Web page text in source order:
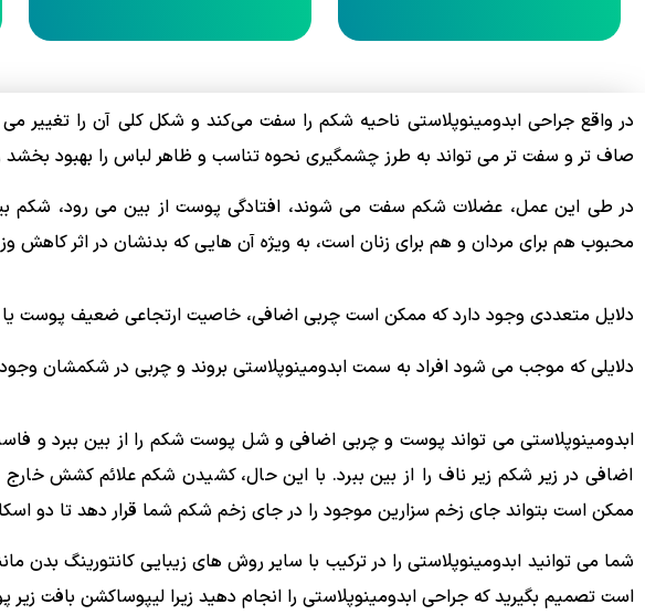
در واقع جراحی ابدومینوپلاستی ناحیه شکم را سفت می‌کند و شکل کلی آن را تغییر
صاف تر و سفت تر می تواند به طرز چشمگیری نحوه تناسب و ظاهر لباس را بهبود
در طی این عمل، عضلات شکم سفت می ‌شوند، افتادگی پوست از بین می ‌رود، شکم
محبوب هم برای مردان و هم برای زنان است، به ویژه آن هایی که بدنشان در اثر کاهش
دلایل متعددی وجود دارد که ممکن است چربی اضافی، خاصیت ارتجاعی ضعیف پوست
دلایلی که موجب می شود افراد به سمت ابدومینوپلاستی بروند و چربی در شکمشان
ابدومینوپلاستی می تواند پوست و چربی اضافی و شل پوست شکم را از بین ببرد
اضافی در زیر شکم زیر ناف را از بین ببرد. با این حال، کشیدن شکم علائم کشش خارج
ممکن است بتواند جای زخم سزارین موجود را در جای زخم شکم شما قرار دهد تا دو
شما می توانید ابدومینوپلاستی را در ترکیب با سایر روش های زیبایی کانتورینگ
است تصمیم بگیرید که جراحی ابدومینوپلاستی را انجام دهید زیرا لیپوساکشن بافت